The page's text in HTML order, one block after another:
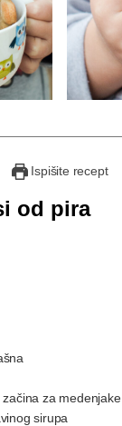
Ispišite recept
od pira
za medenjake
sirupa